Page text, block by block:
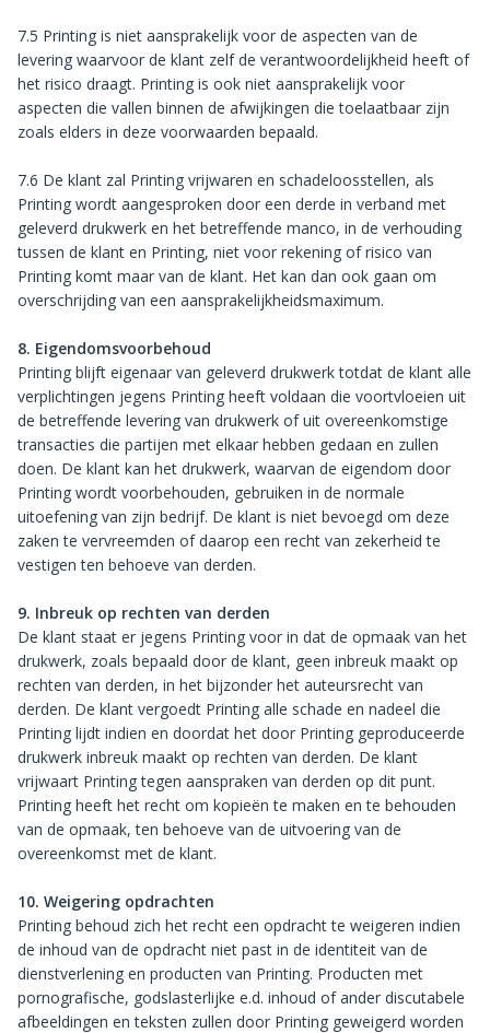
7.5 Printing is niet aansprakelijk voor de aspecten van de
levering waarvoor de klant zelf de verantwoordelijkheid heeft of
het risico draagt. Printing is ook niet aansprakelijk voor
aspecten die vallen binnen de afwijkingen die toelaatbaar zijn
zoals elders in deze voorwaarden bepaald.
7.6 De klant zal Printing vrijwaren en schadeloosstellen, als
Printing wordt aangesproken door een derde in verband met
geleverd drukwerk en het betreffende manco, in de verhouding
tussen de klant en Printing, niet voor rekening of risico van
Printing komt maar van de klant. Het kan dan ook gaan om
overschrijding van een aansprakelijkheidsmaximum.
8. Eigendomsvoorbehoud
Printing blijft eigenaar van geleverd drukwerk totdat de klant alle
verplichtingen jegens Printing heeft voldaan die voortvloeien uit
de betreffende levering van drukwerk of uit overeenkomstige
transacties die partijen met elkaar hebben gedaan en zullen
doen. De klant kan het drukwerk, waarvan de eigendom door
Printing wordt voorbehouden, gebruiken in de normale
uitoefening van zijn bedrijf. De klant is niet bevoegd om deze
zaken te vervreemden of daarop een recht van zekerheid te
vestigen ten behoeve van derden.
9. Inbreuk op rechten van derden
De klant staat er jegens Printing voor in dat de opmaak van het
drukwerk, zoals bepaald door de klant, geen inbreuk maakt op
rechten van derden, in het bijzonder het auteursrecht van
derden. De klant vergoedt Printing alle schade en nadeel die
Printing lijdt indien en doordat het door Printing geproduceerde
drukwerk inbreuk maakt op rechten van derden. De klant
vrijwaart Printing tegen aanspraken van derden op dit punt.
Printing heeft het recht om kopieën te maken en te behouden
van de opmaak, ten behoeve van de uitvoering van de
overeenkomst met de klant.
10. Weigering opdrachten
Printing behoud zich het recht een opdracht te weigeren indien
de inhoud van de opdracht niet past in de identiteit van de
dienstverlening en producten van Printing. Producten met
pornografische, godslasterlijke e.d. inhoud of ander discutabele
afbeeldingen en teksten zullen door Printing geweigerd worden